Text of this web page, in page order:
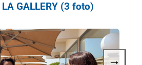
LA GALLERY (3 foto)
→